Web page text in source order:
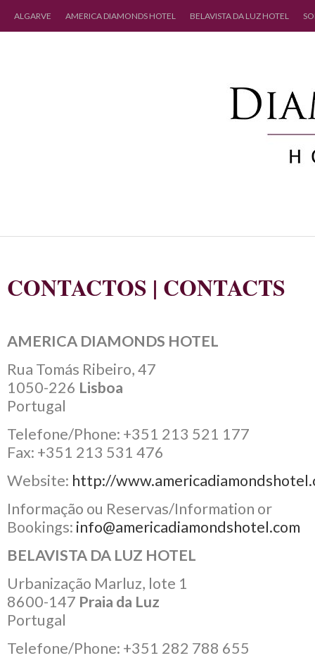
ALGARVE AMERICA DIAMONDS HOTEL BELAVISTA DA LUZ HOTEL
CONTACTOS | CONTACTS
AMERICA DIAMONDS HOTEL
Rua Tomás Ribeiro, 47
1050-226 Lisboa
Portugal
Telefone/Phone: +351 213 521 177
Fax: +351 213 531 476
Website: http://
Informação ou Reservas/Information or
Bookings: info@americadiamondshotel.com
BELAVISTA DA LUZ HOTEL
Urbanização Marluz, lote 1
8600-147 Praia da Luz
Portugal
Telefone/Phone: +351 282 788 655